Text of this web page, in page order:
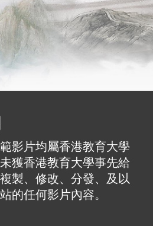
影片均屬香港教育大學
獲香港教育大學事先給
製、修改、分發、及以
的任何影片內容。